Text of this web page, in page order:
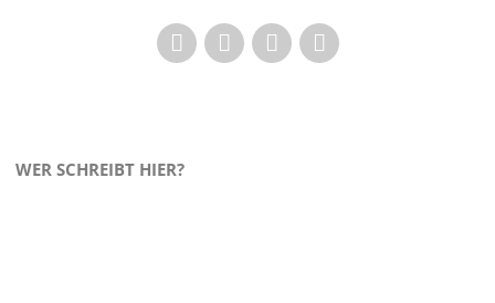
WER SCHREIBT HIER?